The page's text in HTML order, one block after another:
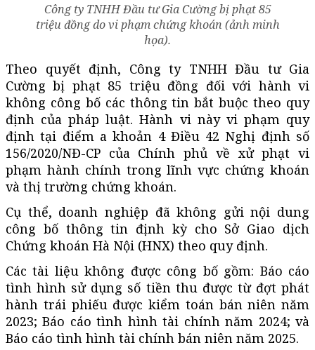
Công ty TNHH Đầu tư Gia Cường bị phạt 85
triệu đồng do vi phạm chứng khoán (ảnh minh
họa).
Theo quyết định, Công ty TNHH Đầu tư Gia
Cường bị phạt 85 triệu đồng đối với hành vi
không công bố các thông tin bắt buộc theo quy
định của pháp luật. Hành vi này vi phạm quy
định tại điểm a khoản 4 Điều 42 Nghị định số
156/2020/NĐ-CP của Chính phủ về xử phạt vi
phạm hành chính trong lĩnh vực chứng khoán
và thị trường chứng khoán.
Cụ thể, doanh nghiệp đã không gửi nội dung
công bố thông tin định kỳ cho Sở Giao dịch
Chứng khoán Hà Nội (HNX) theo quy định.
Các tài liệu không được công bố gồm: Báo cáo
tình hình sử dụng số tiền thu được từ đợt phát
hành trái phiếu được kiểm toán bán niên năm
2023; Báo cáo tình hình tài chính năm 2024; và
Báo cáo tình hình tài chính bán niên năm 2025.